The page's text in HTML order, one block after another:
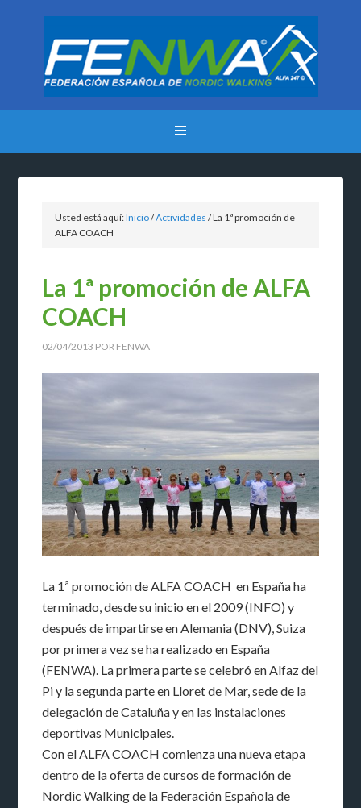
Usted está aquí:Inicio/Actividades /La 1ª promoción de
ALFA COACH
La 1ª promoción de ALFA
COACH
02/04/2013 POR FENWA
La 1ª promoción de ALFA COACH en España ha
terminado, desde su inicio en el 2009 (INFO) y
después de impartirse en Alemania (DNV), Suiza
por primera vez se ha realizado en España
(FENWA). La primera parte se celebró en Alfaz del
Pi y la segunda parte en Lloret de Mar, sede de la
delegación de Cataluña y en las instalaciones
deportivas Municipales.
Con el ALFA COACH comienza una nueva etapa
dentro de la oferta de cursos de formación de
Nordic Walking de la Federación Española de